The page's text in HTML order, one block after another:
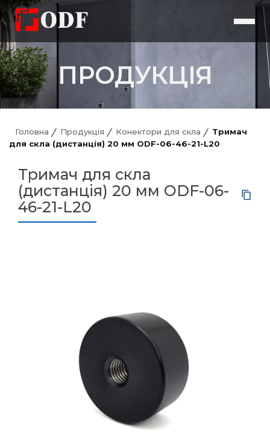
ПРОДУКЦІЯ
Головна Продукція Конектори для скла
Тримач
для скла (дистанція) 20 мм ODF-06-46-21-L20
Тримач для скла
(дистанція) 20 мм ODF-06-
46-21-L20